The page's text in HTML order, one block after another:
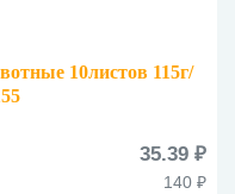
10листов 115г/
35.39 ₽
140 ₽